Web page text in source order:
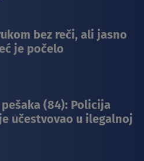
bez reči, ali jasno
je počelo
(84): Policija
učestvovao u ilegalnoj